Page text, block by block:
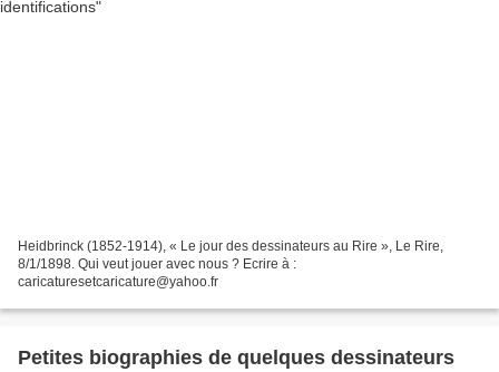
Heidbrinck (1852-1914), « Le jour des dessinateurs au Rire », Le Rire,
8/1/1898. Qui veut jouer avec nous ? Ecrire à :
caricaturesetcaricature@yahoo.fr
Petites biographies de quelques dessinateurs